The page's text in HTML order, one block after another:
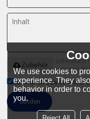
Unterstützt
maximal 20
Zubehör
Stimme ich Service-Artikel
Senden
We use cookies to
experience. They
behavior in order to
you.